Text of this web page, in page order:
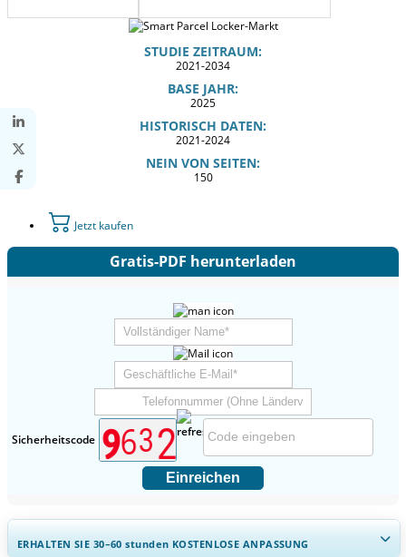
STUDIE ZEITRAUM:
2021-2034
BASE JAHR:
2025
HISTORISCH DATEN:
2021-2024
NEIN VON SEITEN:
150
Jetzt kaufen
Gratis-PDF herunterladen
Sicherheitscode
Einreichen
ERHALTEN SIE 30–60stunden KOSTENLOSE ANPASSUNG